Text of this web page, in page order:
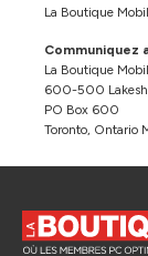
La Boutique
Communiquez
La Boutique
600-500
PO Box 600
Toronto, Ontario